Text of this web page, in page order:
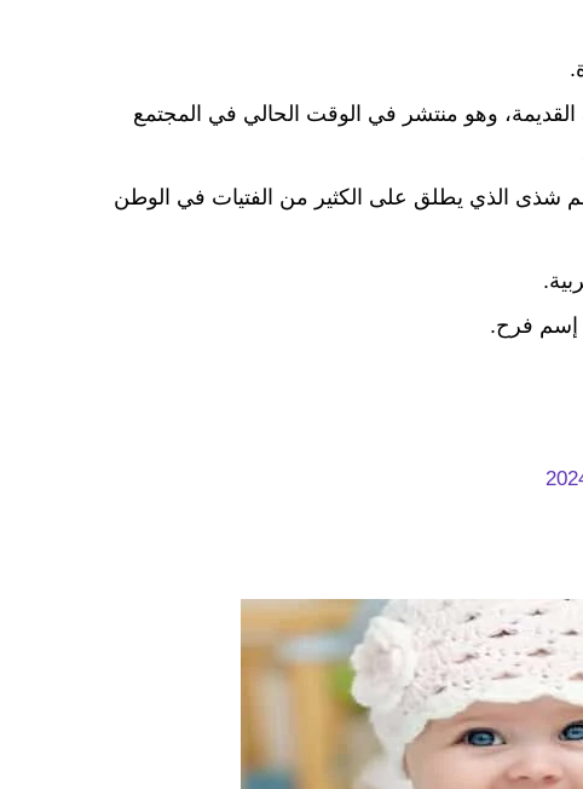
القديمة، وهو منتشر في الوقت الحالي في المجتمع
شذى الذي يطلق على الكثير من الفتيات في الوطن
إسم فرح.